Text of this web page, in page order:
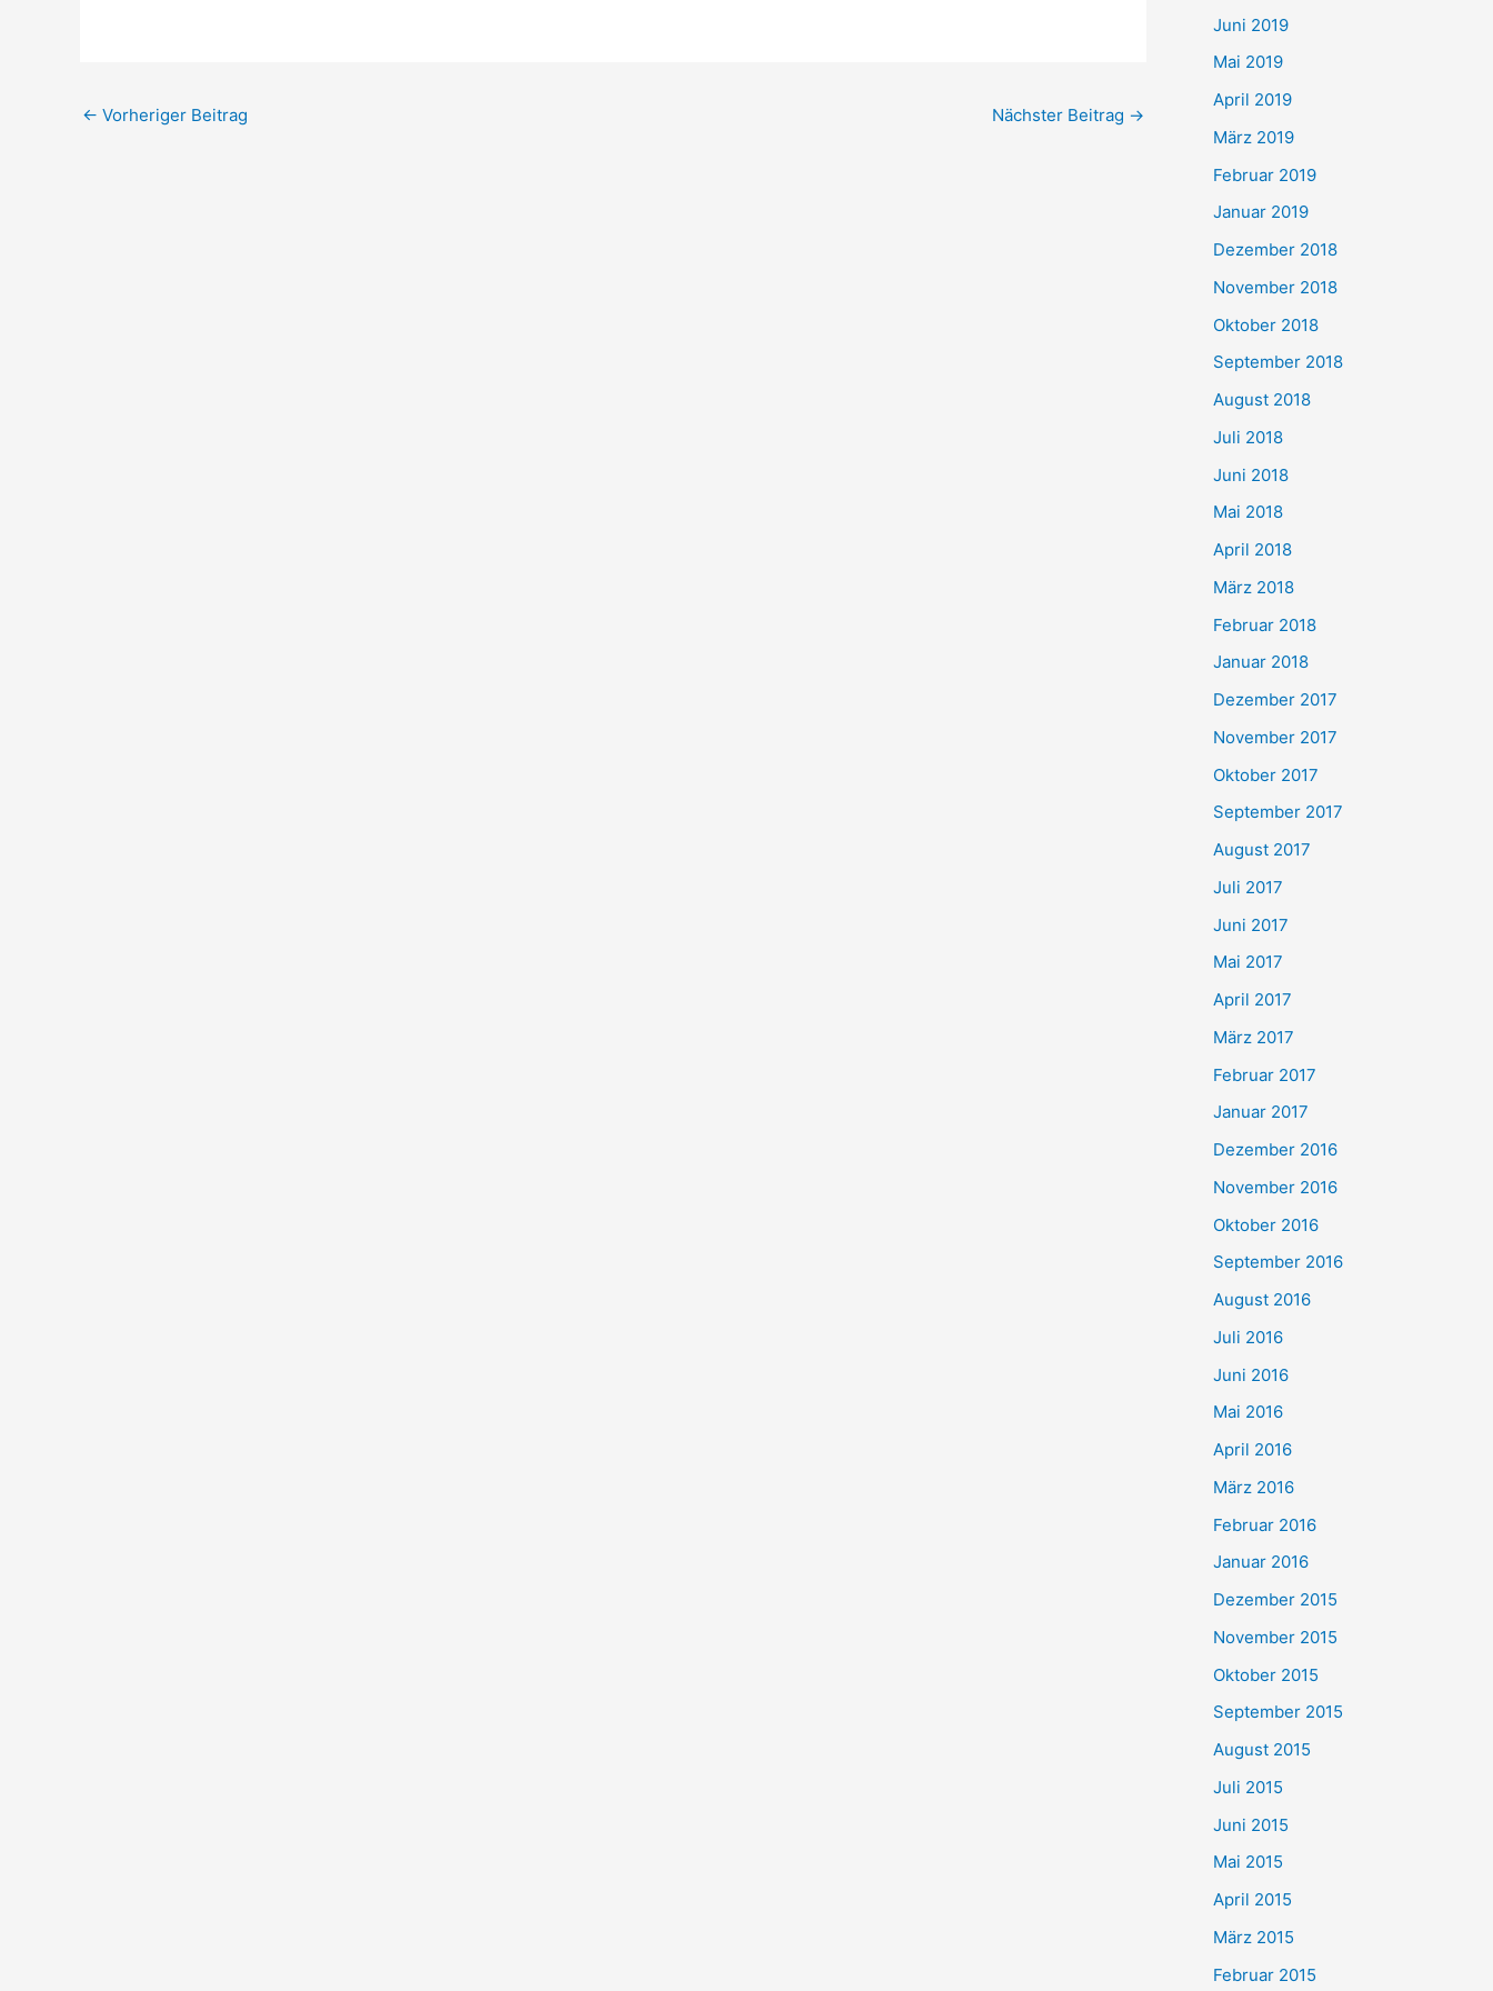
← Vorheriger Beitrag Nächster Beitrag →
Juni 2019
Mai 2019
April 2019
März 2019
Februar 2019
Januar 2019
Dezember 2018
November 2018
Oktober 2018
September 2018
August 2018
Juli 2018
Juni 2018
Mai 2018
April 2018
März 2018
Februar 2018
Januar 2018
Dezember 2017
November 2017
Oktober 2017
September 2017
August 2017
Juli 2017
Juni 2017
Mai 2017
April 2017
März 2017
Februar 2017
Januar 2017
Dezember 2016
November 2016
Oktober 2016
September 2016
August 2016
Juli 2016
Juni 2016
Mai 2016
April 2016
März 2016
Februar 2016
Januar 2016
Dezember 2015
November 2015
Oktober 2015
September 2015
August 2015
Juli 2015
Juni 2015
Mai 2015
April 2015
März 2015
Februar 2015